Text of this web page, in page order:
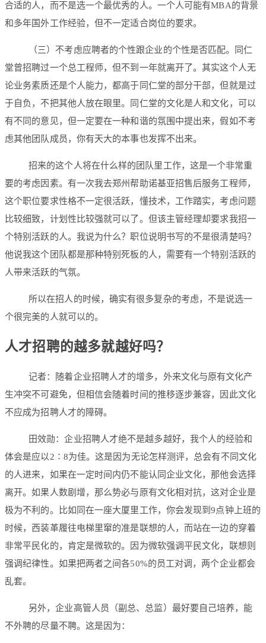
合适的人，而不是选一个最优秀的人。一个人可能有MBA的背景
和多年国外工作经验，但不一定适合岗位的要求。
（三）不考虑应聘者的个性跟企业的个性是否匹配。同仁
堂曾招聘过一个总工程师，但不到一年就离开了。其实这个人无
论业务素质还是个人能力，都高于同仁堂的部分干部，但就是过
于自负，不把其他人放在眼里。同仁堂的文化是人和文化，可以
有不同的意见，但一定要在一种和谐的氛围中提出来，假如不考
虑其他团队成员，你有天大的本事也发挥不出来。
招来的这个人将在什么样的团队里工作，这是一个非常重
要的考虑因素。有一次我去郑州帮助诺基亚招售后服务工程师，
这个职位要求性格不一定很活跃，懂技术，工作踏实，考虑问题
比较细致，计划性比较强就可以了。但该主管经理却要求我招一
个特别活跃的人。我说为什么？职位说明书写的不是很清楚吗？
他说我这个团队都是那种特别死板的人，需要有一个特别活跃的
人带来活跃的气氛。
所以在招人的时候，确实有很多复杂的考虑，不是说选一
个很完美的人就可以的。
人才招聘的越多就越好吗？
记者：随着企业招聘人才的增多，外来文化与原有文化产
生冲突不可避免，但相信会随着时间的推移逐步兼容，因此文化
不应成为招聘人才的障碍。
田效勋：企业招聘人才绝不是越多越好，我个人的经验和
体会是应以2∶8为佳。这是因为无论怎样测评，总会有不同文化
的人进来，如果在一定时间内仍不能认同企业文化，那他会选择
离开。如果人数剧增，那么势必与原有文化相对抗，这对企业是
极为不利的。比如同在一座大厦里工作，你会发现到9点钟上班的
时候，西装革履往电梯里窜的准是联想的人，而站在一边的穿着
非常平民化的，肯定是微软的。因为微软强调平民文化，联想则
强调纪律性。如果把两者之间各50%的员工对调，两个企业都会
乱套。
另外，企业高管人员（副总、总监）最好要自己培养，能
不外聘的尽量不聘。这是因为：